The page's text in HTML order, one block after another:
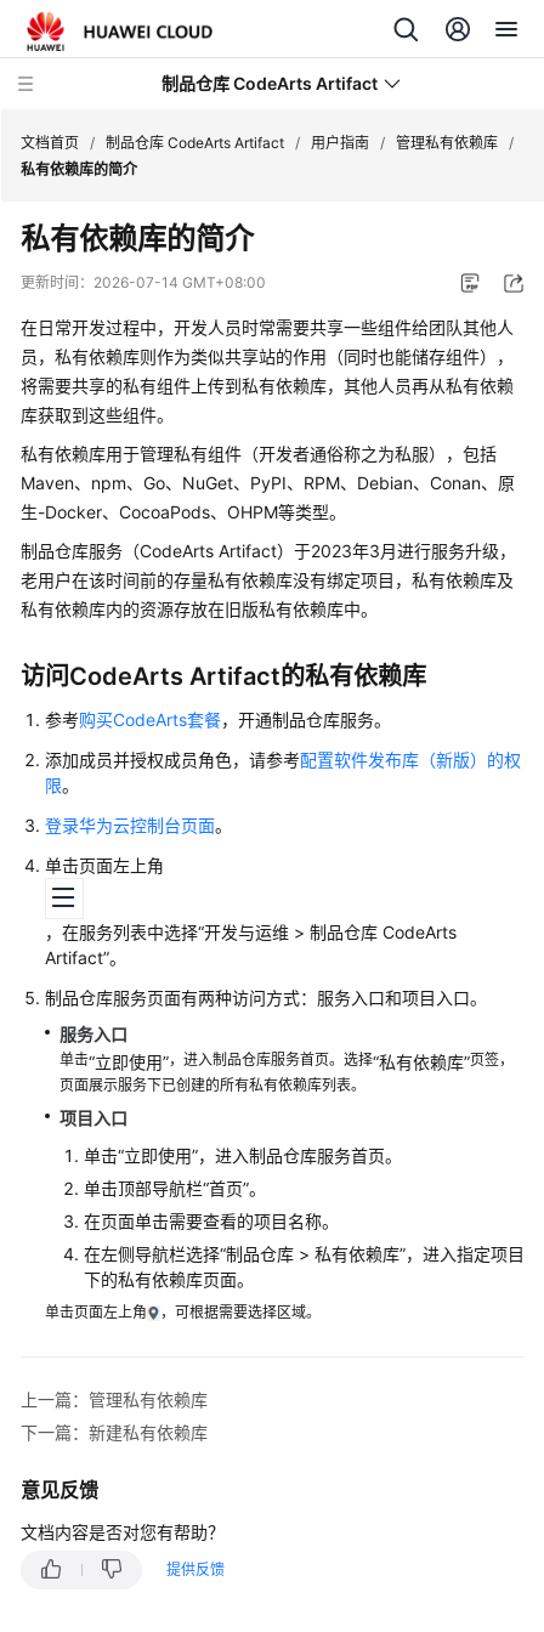
制品仓库 CodeArts Artifact
新
动
产
品
介
快
速
入
门
指
南
制
仓
服
务
(CodeArts
Artifact)
用
流
程
购
制
品
仓
库
(CodeArts
Artifact)
管
理
件
布
库
文档首页 / 制品仓库 CodeArts Artifact / 用户指南 / 管理私有依赖库 /
私有依赖库的简介
私有依赖库的简介
更新时间： 2026-07-14 GMT+08:00
在日常开发过程中，开发人员时常需要共享一些组件给团队其他人
员，私有依赖库则作为类似共享站的作用（同时也能储存组件），
将需要共享的私有组件上传到私有依赖库，其他人员再从私有依赖
库获取到这些组件。
私有依赖库用于管理私有组件（开发者通俗称之为私服），包括
Maven、npm、Go、NuGet、PyPI、RPM、Debian、Conan、原
生-Docker、CocoaPods、OHPM等类型。
制品仓库服务（CodeArts Artifact）于2023年3月进行服务升级，
老用户在该时间前的存量私有依赖库没有绑定项目，私有依赖库及
私有依赖库内的资源存放在旧版私有依赖库中。
访问CodeArts Artifact的私有依赖库
参考购买CodeArts套餐，开通制品仓库服务。
添加成员并授权成员角色，请参考配置软件发布库（新版）的权
限。
登录华为云控制台页面。
单击页面左上角
，在服务列表中选择“开发与运维 > 制品仓库 CodeArts
Artifact”。
制品仓库服务页面有两种访问方式：服务入口和项目入口。
服务入口
单击“立即使用”，进入制品仓库服务首页。选择“私有依赖库”页签，
页面展示服务下已创建的所有私有依赖库列表。
项目入口
单击“立即使用”，进入制品仓库服务首页。
单击顶部导航栏“首页”。
在页面单击需要查看的项目名称。
在左侧导航栏选择“制品仓库 > 私有依赖库”，进入指定项目
下的私有依赖库页面。
单击页面左上角 ，可根据需要选择区域。
上一篇：管理私有依赖库
下一篇：新建私有依赖库
意见反馈
文档内容是否对您有帮助？
提供反馈